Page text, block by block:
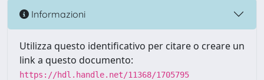
Informazioni
Utilizza questo identificativo per citare o creare un
link a questo documento:
https://hdl.handle.net/11368/1705795